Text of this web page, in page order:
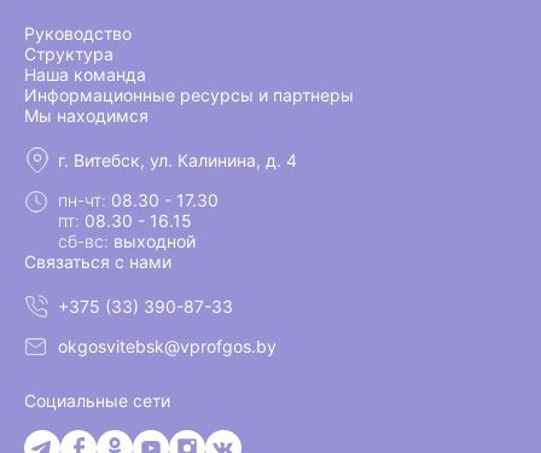
Руководство
Структура
Наша команда
Информационные ресурсы и партнеры
Мы находимся
г. Витебск, ул. Калинина, д. 4
пн-чт: 08.30 - 17.30
пт: 08.30 - 16.15
сб-вс: выходной
Связаться с нами
+375 (33) 390-87-33
okgosvitebsk@vprofgos.by
Социальные сети